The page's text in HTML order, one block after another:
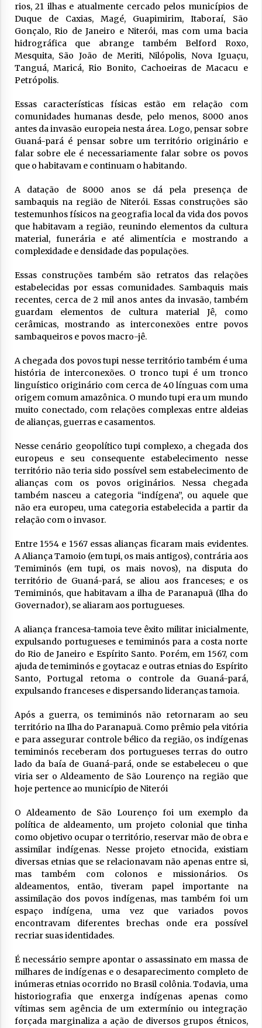
rios, 21 ilhas e atualmente cercado pelos municípios de
Duque de Caxias, Magé, Guapimirim, Itaboraí, São
Gonçalo, Rio de Janeiro e Niterói, mas com uma bacia
hidrográfica que abrange também Belford Roxo,
Mesquita, São João de Meriti, Nilópolis, Nova Iguaçu,
Tanguá, Maricá, Rio Bonito, Cachoeiras de Macacu e
Petrópolis.
Essas características físicas estão em relação com
comunidades humanas desde, pelo menos, 8000 anos
antes da invasão europeia nesta área. Logo, pensar sobre
Guaná-pará é pensar sobre um território originário e
falar sobre ele é necessariamente falar sobre os povos
que o habitavam e continuam o habitando.
A datação de 8000 anos se dá pela presença de
sambaquis na região de Niterói. Essas construções são
testemunhos físicos na geografia local da vida dos povos
que habitavam a região, reunindo elementos da cultura
material, funerária e até alimentícia e mostrando a
complexidade e densidade das populações.
Essas construções também são retratos das relações
estabelecidas por essas comunidades. Sambaquis mais
recentes, cerca de 2 mil anos antes da invasão, também
guardam elementos de cultura material Jê, como
cerâmicas, mostrando as interconexões entre povos
sambaqueiros e povos macro-jê.
A chegada dos povos tupi nesse território também é uma
história de interconexões. O tronco tupi é um tronco
linguístico originário com cerca de 40 línguas com uma
origem comum amazônica. O mundo tupi era um mundo
muito conectado, com relações complexas entre aldeias
de alianças, guerras e casamentos.
Nesse cenário geopolítico tupi complexo, a chegada dos
europeus e seu consequente estabelecimento nesse
território não teria sido possível sem estabelecimento de
alianças com os povos originários. Nessa chegada
também nasceu a categoria “indígena”, ou aquele que
não era europeu, uma categoria estabelecida a partir da
relação com o invasor.
Entre 1554 e 1567 essas alianças ficaram mais evidentes.
A Aliança Tamoio (em tupi, os mais antigos), contrária aos
Temiminós (em tupi, os mais novos), na disputa do
território de Guaná-pará, se aliou aos franceses; e os
Temiminós, que habitavam a ilha de Paranapuã (Ilha do
Governador), se aliaram aos portugueses.
A aliança francesa-tamoia teve êxito militar inicialmente,
expulsando portugueses e temiminós para a costa norte
do Rio de Janeiro e Espírito Santo. Porém, em 1567, com
ajuda de temiminós e goytacaz e outras etnias do Espírito
Santo, Portugal retoma o controle da Guaná-pará,
expulsando franceses e dispersando lideranças tamoia.
Após a guerra, os temiminós não retornaram ao seu
território na Ilha do Paranapuã. Como prêmio pela vitória
e para assegurar controle bélico da região, os indígenas
temiminós receberam dos portugueses terras do outro
lado da baía de Guaná-pará, onde se estabeleceu o que
viria ser o Aldeamento de São Lourenço na região que
hoje pertence ao município de Niterói
O Aldeamento de São Lourenço foi um exemplo da
política de aldeamento, um projeto colonial que tinha
como objetivo ocupar o território, reservar mão de obra e
assimilar indígenas. Nesse projeto etnocida, existiam
diversas etnias que se relacionavam não apenas entre si,
mas também com colonos e missionários. Os
aldeamentos, então, tiveram papel importante na
assimilação dos povos indígenas, mas também foi um
espaço indígena, uma vez que variados povos
encontravam diferentes brechas onde era possível
recriar suas identidades.
É necessário sempre apontar o assassinato em massa de
milhares de indígenas e o desaparecimento completo de
inúmeras etnias ocorrido no Brasil colônia. Todavia, uma
historiografia que enxerga indígenas apenas como
vítimas sem agência de um extermínio ou integração
forçada marginaliza a ação de diversos grupos étnicos,